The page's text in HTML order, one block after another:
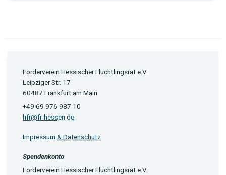
Förderverein Hessischer Flüchtlingsrat e.V.
Leipziger Str. 17
60487 Frankfurt am Main
+49 69 976 987 10
hfr@fr-hessen.de
Impressum & Datenschutz
Spendenkonto
Förderverein Hessischer Flüchtlingsrat e.V.